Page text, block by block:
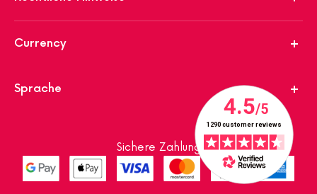
Currency
Sprache
Sichere Zahlung